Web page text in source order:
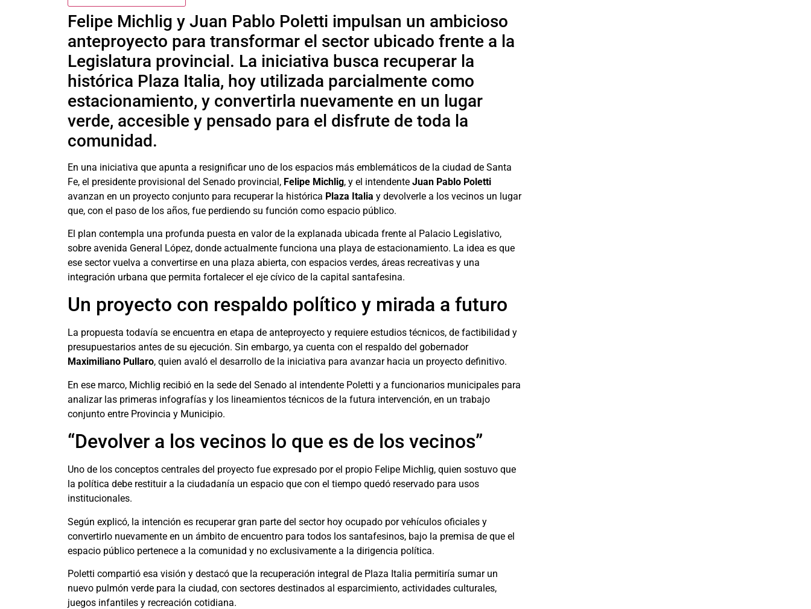
Felipe Michlig y Juan Pablo Poletti impulsan un ambicioso
anteproyecto para transformar el sector ubicado frente a la
Legislatura provincial. La iniciativa busca recuperar la
histórica Plaza Italia, hoy utilizada parcialmente como
estacionamiento, y convertirla nuevamente en un lugar
verde, accesible y pensado para el disfrute de toda la
comunidad.
En una iniciativa que apunta a resignificar uno de los espacios más emblemáticos de la ciudad de Santa
Fe, el presidente provisional del Senado provincial, Felipe Michlig, y el intendente Juan Pablo Poletti
avanzan en un proyecto conjunto para recuperar la histórica Plaza Italia y devolverle a los vecinos un lugar
que, con el paso de los años, fue perdiendo su función como espacio público.
El plan contempla una profunda puesta en valor de la explanada ubicada frente al Palacio Legislativo,
sobre avenida General López, donde actualmente funciona una playa de estacionamiento. La idea es que
ese sector vuelva a convertirse en una plaza abierta, con espacios verdes, áreas recreativas y una
integración urbana que permita fortalecer el eje cívico de la capital santafesina.
Un proyecto con respaldo político y mirada a futuro
La propuesta todavía se encuentra en etapa de anteproyecto y requiere estudios técnicos, de factibilidad y
presupuestarios antes de su ejecución. Sin embargo, ya cuenta con el respaldo del gobernador
Maximiliano Pullaro, quien avaló el desarrollo de la iniciativa para avanzar hacia un proyecto definitivo.
En ese marco, Michlig recibió en la sede del Senado al intendente Poletti y a funcionarios municipales para
analizar las primeras infografías y los lineamientos técnicos de la futura intervención, en un trabajo
conjunto entre Provincia y Municipio.
“Devolver a los vecinos lo que es de los vecinos”
Uno de los conceptos centrales del proyecto fue expresado por el propio Felipe Michlig, quien sostuvo que
la política debe restituir a la ciudadanía un espacio que con el tiempo quedó reservado para usos
institucionales.
Según explicó, la intención es recuperar gran parte del sector hoy ocupado por vehículos oficiales y
convertirlo nuevamente en un ámbito de encuentro para todos los santafesinos, bajo la premisa de que el
espacio público pertenece a la comunidad y no exclusivamente a la dirigencia política.
Poletti compartió esa visión y destacó que la recuperación integral de Plaza Italia permitiría sumar un
nuevo pulmón verde para la ciudad, con sectores destinados al esparcimiento, actividades culturales,
juegos infantiles y recreación cotidiana.